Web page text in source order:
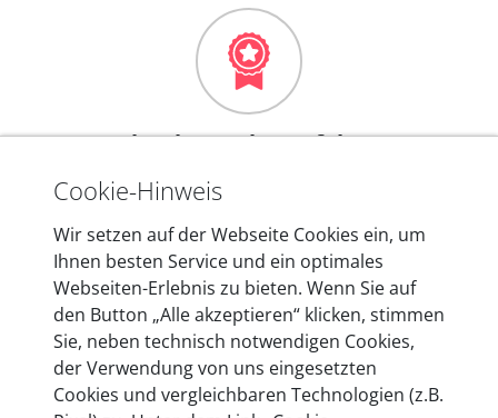
Mehr als 10 Jahre Erfahrung
In den Kfz-Diagnosegeräten von autoaid stecken
entwickeln wir unsere Produkte am Standort in
Berlin laufend weiter. Auf diese Qualität vertrauen
heute mehr als 60.000 Privatkunden und
Unternehmen.
Cookie-Hinweis
Wir setzen auf der Webseite Cookies ein, um
Ihnen besten Service und ein optimales
Webseiten-Erlebnis zu bieten. Wenn Sie auf
den Button „Alle akzeptieren“ klicken, stimmen
Sie, neben technisch notwendigen Cookies,
der Verwendung von uns eingesetzten
Cookies und vergleichbaren Technologien (z.B.